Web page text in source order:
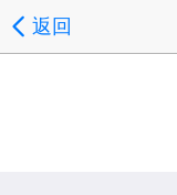
返回